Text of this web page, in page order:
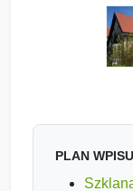
PLAN WPISU